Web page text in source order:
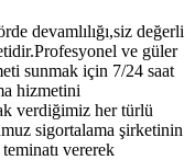
devamlılığı,siz değerli
ve güler
sunmak için 7/24 saat
hizmetini
verdiğimiz her türlü
sigortalama şirketinin
vererek